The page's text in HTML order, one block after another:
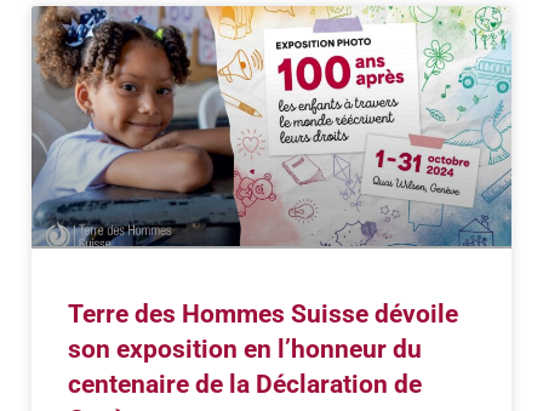
Terre des Hommes Suisse dévoile
son exposition en l’honneur du
centenaire de la Déclaration de